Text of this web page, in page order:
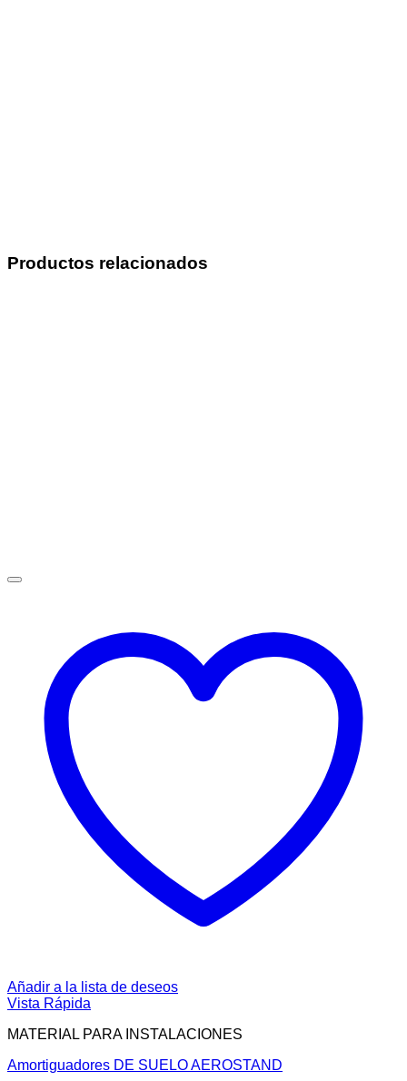
Productos relacionados
Añadir a la lista de deseos
Vista Rápida
MATERIAL PARA INSTALACIONES
Amortiguadores DE SUELO AEROSTAND